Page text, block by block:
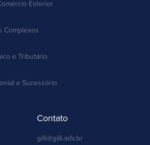
Exterior
Complexos
e Tributário
e Sucessório
Contato
gilli@gilli.adv.br